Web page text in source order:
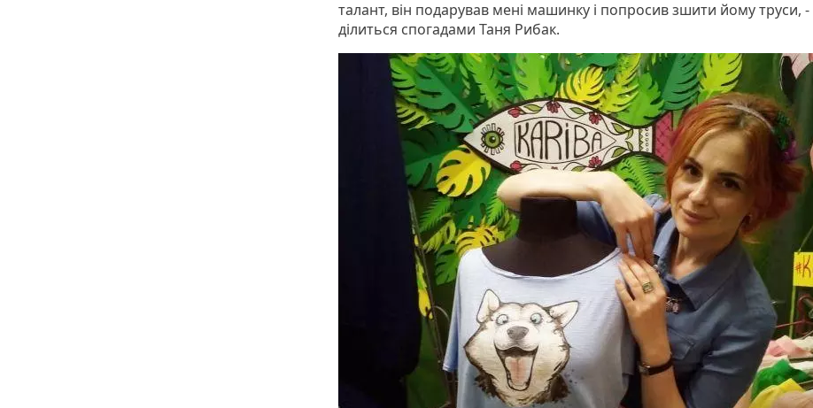
талант, він подарував мені машинку і попросив зшити йому труси, -
ділиться спогадами Таня Рибак.